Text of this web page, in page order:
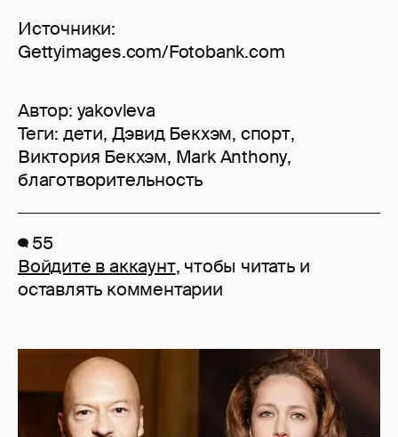
Источники:
Gettyimages.com/Fotobank.com
Автор: yakovleva
Теги: дети, Дэвид Бекхэм, спорт,
Виктория Бекхэм, Mark Anthony,
благотворительность
55
Войдите в аккаунт, чтобы читать и
оставлять комментарии